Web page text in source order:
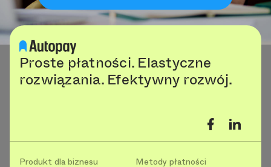
Proste płatności. Elastyczne
rozwiązania. Efektywny rozwój.
Produkt dla biznesu
Metody płatności